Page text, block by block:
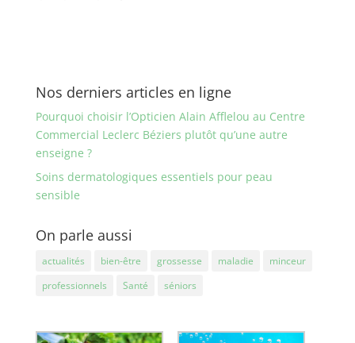
Nos derniers articles en ligne
Pourquoi choisir l’Opticien Alain Afflelou au Centre
Commercial Leclerc Béziers plutôt qu’une autre
enseigne ?
Soins dermatologiques essentiels pour peau
sensible
On parle aussi
actualités bien-être grossesse maladie
minceur
professionnels
Santé séniors